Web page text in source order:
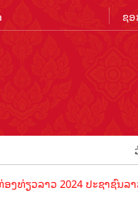
ວ 2024 ປະຊາຊົນລາວທຸກຄົ